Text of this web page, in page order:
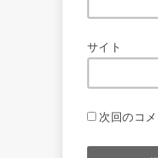
サイト
次回のコ